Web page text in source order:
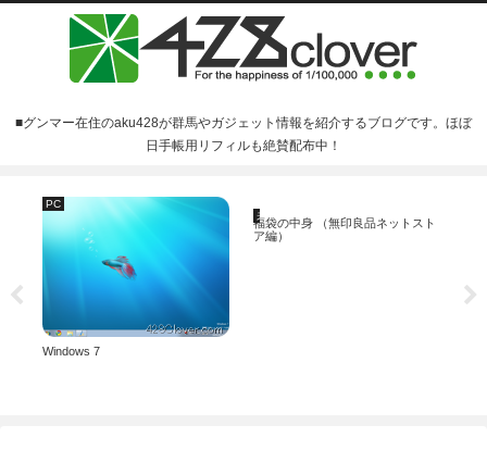
■グンマー在住のaku428が群馬やガジェット情報を紹介するブログです。ほぼ
日手帳用リフィルも絶賛配布中！
PC
Windows 7
未分類
福袋の中身 （無印良品ネットスト
ア編）